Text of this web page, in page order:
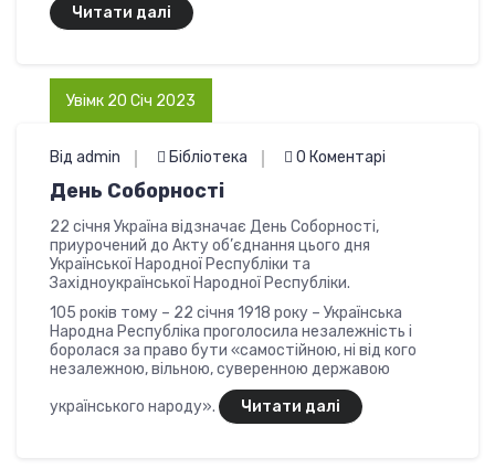
Читати далі
Увімк 20 Січ 2023
Від admin Бібліотека 0 Коментарі
День Соборності
22 січня Україна відзначає День Соборності,
приурочений до Акту об’єднання цього дня
Української Народної Республіки та
Західноукраїнської Народної Республіки.
105 років тому – 22 січня 1918 року – Українська
Народна Республіка проголосила незалежність і
боролася за право бути «самостійною, ні від кого
незалежною, вільною, суверенною державою
українського народу».
Читати далі